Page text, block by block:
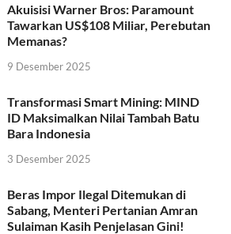
Akuisisi Warner Bros: Paramount
Tawarkan US$108 Miliar, Perebutan
Memanas?
9 Desember 2025
Transformasi Smart Mining: MIND
ID Maksimalkan Nilai Tambah Batu
Bara Indonesia
3 Desember 2025
Beras Impor Ilegal Ditemukan di
Sabang, Menteri Pertanian Amran
Sulaiman Kasih Penjelasan Gini!